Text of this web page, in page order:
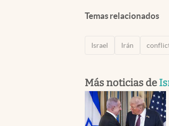
Temas relacionados
Israel Irán
Más noticias de